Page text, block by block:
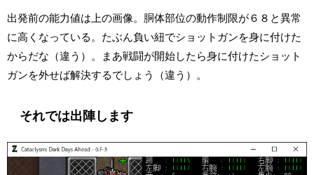
出発前の能力値は上の画像。胴体部位の動作制限が６８と異常
に高くなっている。たぶん負い紐でショットガンを身に付けた
からだな（違う）。まあ戦闘が開始したら身に付けたショット
ガンを外せば解決するでしょう（違う）。
それでは出陣します